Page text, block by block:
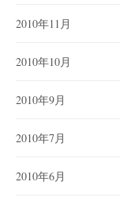
2010年11月
2010年10月
2010年9月
2010年7月
2010年6月